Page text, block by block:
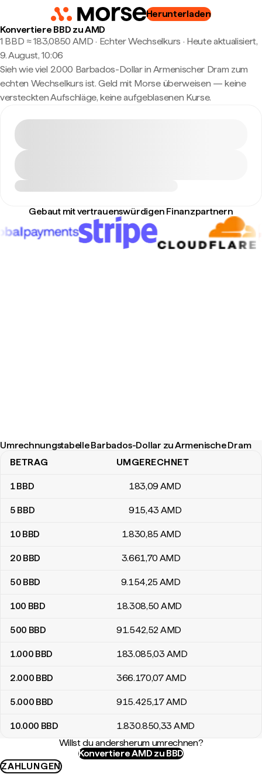
Herunterladen
Konvertiere BBD zu AMD
1 BBD ≈ 183,0850 AMD · Echter Wechselkurs · Heute aktualisiert,
9. August, 10:06
Sieh wie viel 2.000 Barbados-Dollar in Armenischer Dram zum
echten Wechselkurs ist. Geld mit Morse überweisen — keine
versteckten Aufschläge, keine aufgeblasenen Kurse.
Gebaut mit vertrauenswürdigen Finanzpartnern
Umrechnungstabelle Barbados-Dollar zu Armenische Dram
Umrechnungstabelle Barbados-Dollar zu Armenische Dram
BETRAG UMGERECHNET
1BBD 183,09 AMD
5 BBD 915,43 AMD
10 BBD 1.830,85 AMD
20 BBD 3.661,70 AMD
50 BBD 9.154,25 AMD
100 BBD 18.308,50 AMD
500 BBD 91.542,52AMD
1.000 BBD 183.085,03 AMD
2.000 BBD 366.170,07AMD
5.000 BBD 915.425,17AMD
10.000 BBD 1.830.850,33 AMD
Willst du andersherum umrechnen?
Konvertiere AMD zu BBD
ZAHLUNGEN